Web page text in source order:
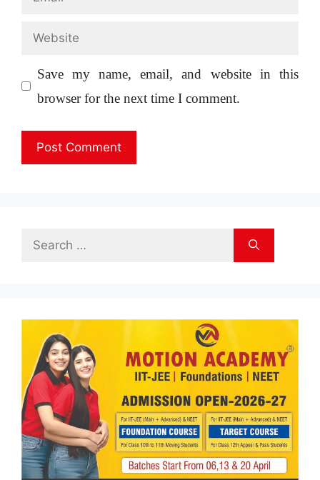
Website
Save my name, email, and website in this
browser for the next time I comment.
Search